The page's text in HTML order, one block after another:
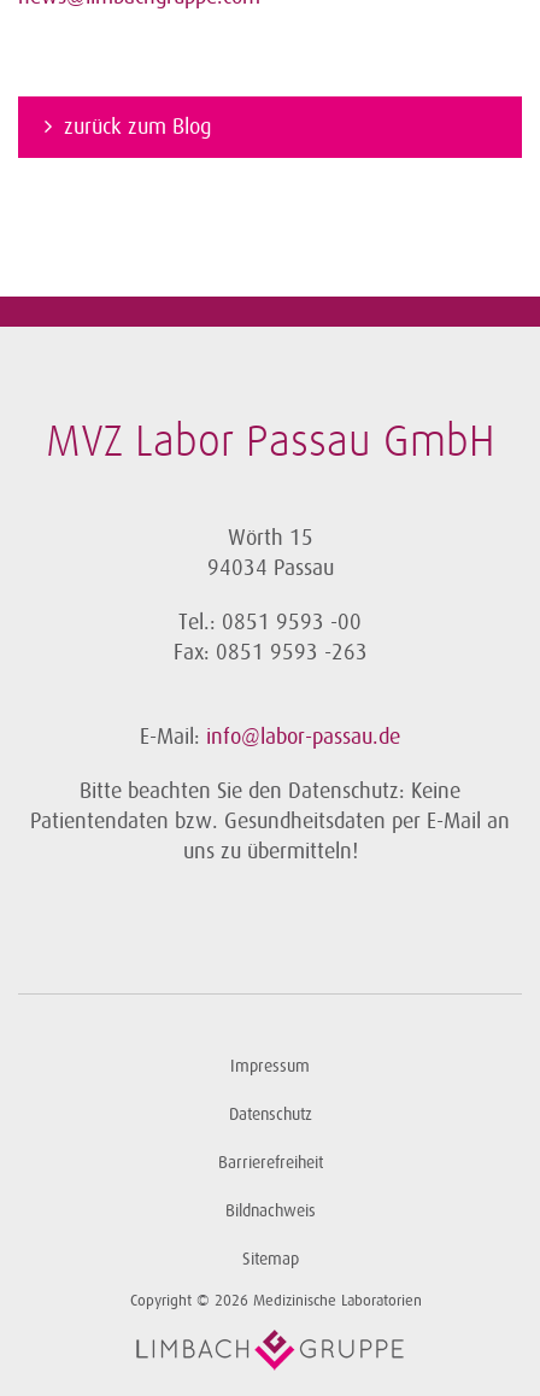
zurück zum Blog
MVZ Labor Passau GmbH
Wörth 15
94034 Passau
Tel.: 0851 9593 -00
Fax: 0851 9593 -263
E-Mail: info@labor-passau.de
Bitte beachten Sie den Datenschutz: Keine
Patientendaten bzw. Gesundheitsdaten per E-Mail an
uns zu übermitteln!
Impressum
Datenschutz
Barrierefreiheit
Bildnachweis
Sitemap
Copyright © 2026 Medizinische Laboratorien